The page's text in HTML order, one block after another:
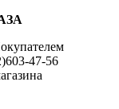
47-56